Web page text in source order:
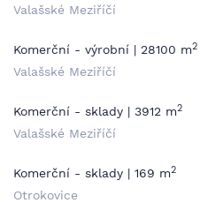
Valašské Meziříčí
Komerční - výrobní | 28100 m2
Valašské Meziříčí
Komerční - sklady | 3912 m2
Valašské Meziříčí
Komerční - sklady | 169 m2
Otrokovice